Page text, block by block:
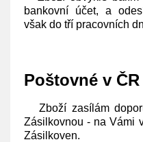
bankovní účet, a
však do tří pracovních
Poštovné v ČR
Zboží zasílám
Zásilkovnou - na Vámi
Zásilkoven.